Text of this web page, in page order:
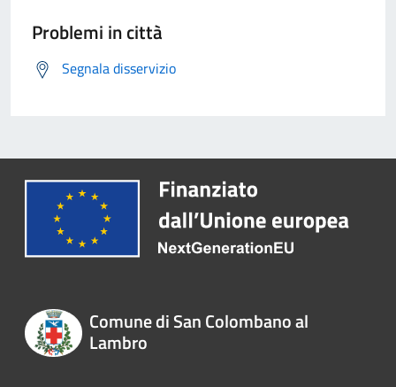
Problemi in città
Segnala disservizio
Comune di San Colombano al
Lambro